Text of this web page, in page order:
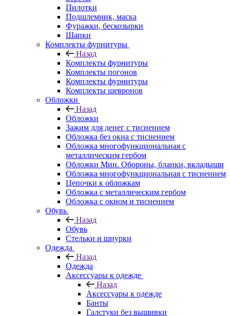
Пилотки
Подшлемник, маска
Фуражки, бескозырки
Шапки
Комплекты фурнитуры
Назад
Комплекты фурнитуры
Комплекты погонов
Комплекты фурнитуры
Комплекты шевронов
Обложки
Назад
Обложки
Зажим для денег с тиснением
Обложка без окна с тиснением
Обложка многофункциональная с
металлическим гербом
Обложки Мин. Обороны, бланки, вкладыши
Обложка многофункциональная с тиснением
Цепочки к обложкам
Обложка с металлическим гербом
Обложка с окном и тиснением
Обувь
Назад
Обувь
Стельки и шнурки
Одежда
Назад
Одежда
Аксессуары к одежде
Назад
Аксессуары к одежде
Банты
Галстуки без вышивки